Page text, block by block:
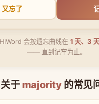
又忘了
会按遗忘曲线在 1 天、3
—— 直到记牢为止。
关于 majority 的常见